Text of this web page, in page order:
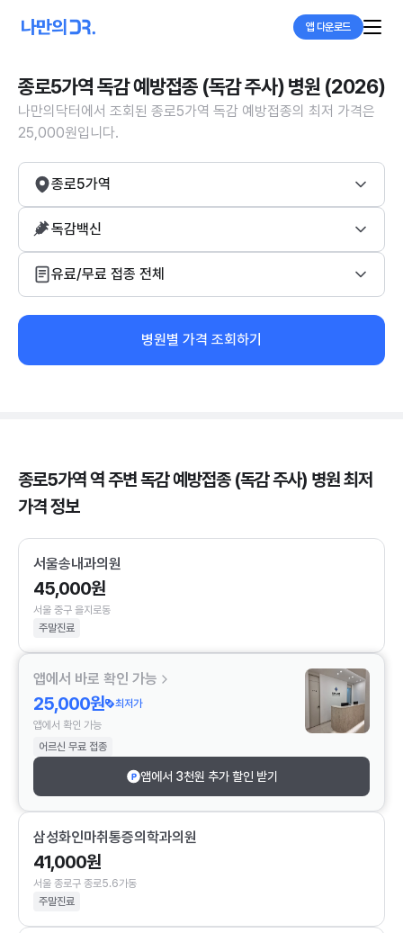
앱 다운로드
종로5가역 독감 예방접종 (독감 주사) 병원 (2026)
나만의닥터에서 조회된 종로5가역 독감 예방접종의 최저 가격은
25,000원입니다.
종로5가역
독감백신
유료/무료 접종 전체
병원별 가격 조회하기
종로5가역 역 주변 독감 예방접종 (독감 주사) 병원 최저
가격 정보
서울송내과의원
45,000원
서울 중구 을지로동
주말진료
앱에서 바로 확인 가능
25,000원
최저가
앱에서 확인 가능
어르신 무료 접종
앱에서 3천원 추가 할인 받기
삼성화인마취통증의학과의원
41,000원
서울 종로구 종로5.6가동
주말진료